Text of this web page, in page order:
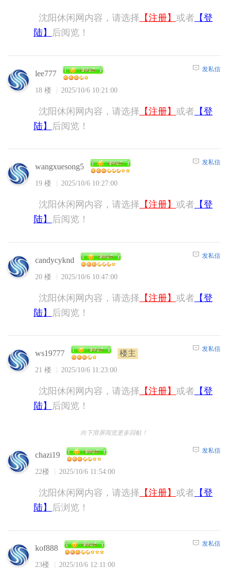
沈阳休闲网内容，请选择 【注册】 或者 【登
陆】
后阅览！
lee777
18 楼 2025/10/6 10:21:00
发私信
沈阳休闲网内容，请选择 【注册】 或者 【登
陆】
后阅览！
wangxuesong5
19 楼 2025/10/6 10:27:00
发私信
沈阳休闲网内容，请选择 【注册】 或者 【登
陆】
后阅览！
candycyknd
20 楼 2025/10/6 10:47:00
发私信
沈阳休闲网内容，请选择 【注册】 或者 【登
陆】
后阅览！
ws19777 楼主
21 楼 2025/10/6 11:23:00
发私信
沈阳休闲网内容，请选择 【注册】 或者 【登
陆】
后阅览！
向下滑屏阅览更多回帖！
chazi19
22楼 2025/10/6 11:54:00
发私信
沈阳休闲网内容，请选择 【注册】 或者 【登
陆】
后浏览！
kof888
23楼 2025/10/6 12:11:00
发私信